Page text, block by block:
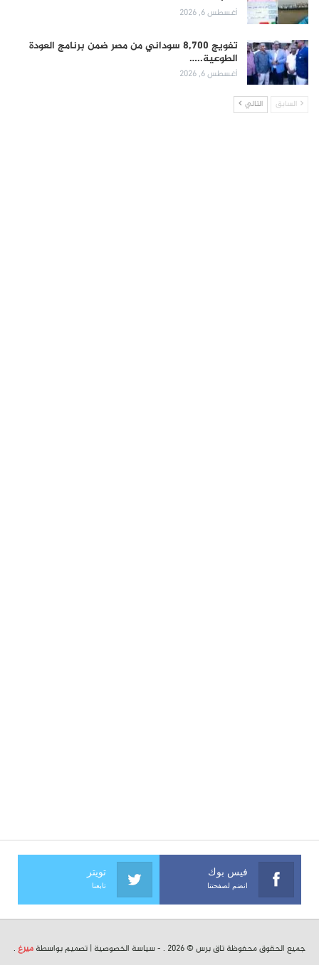
أغسطس 6, 2026
تفويج 8,700 سوداني من مصر ضمن برنامج العودة
الطوعية..…
أغسطس 6, 2026
السابق التالي
فيس بوك
انضم لصفحتنا
تويتر
تابعنا
جميع الحقوق محفوظة تاق برس © 2026 . - سياسة الخصوصية | تصميم بواسطة ميرغ .